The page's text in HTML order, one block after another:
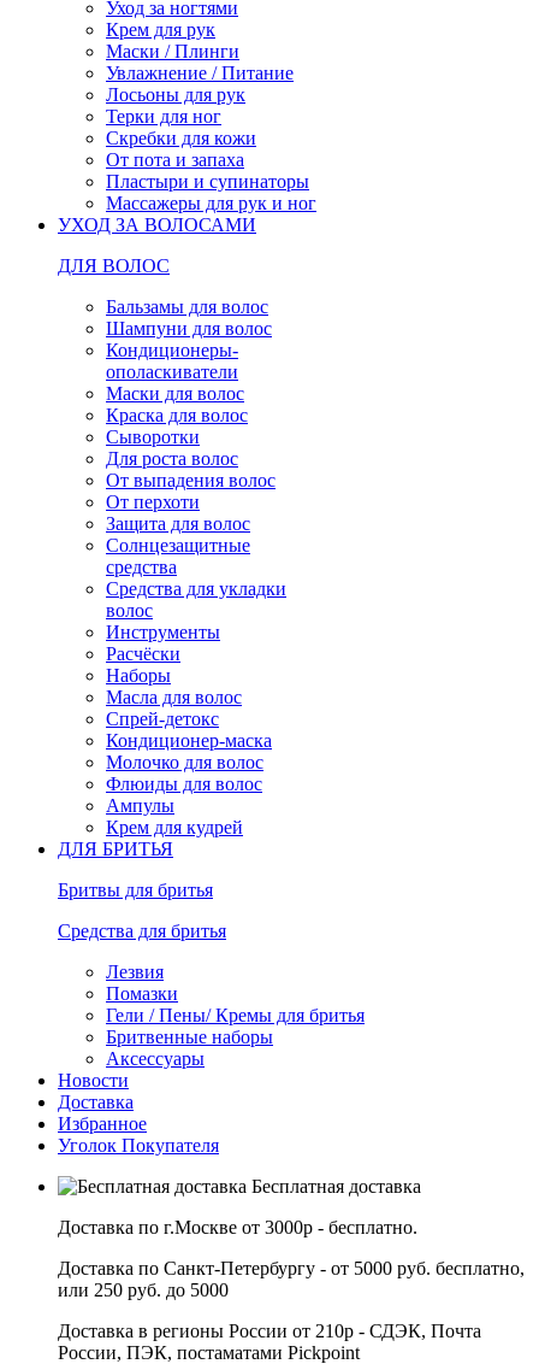
Уход за ногтями
Крем для рук
Маски / Плинги
Увлажнение / Питание
Лосьоны для рук
Терки для ног
Скребки для кожи
От пота и запаха
Пластыри и супинаторы
Массажеры для рук и ног
УХОД ЗА ВОЛОСАМИ
ДЛЯ ВОЛОС
Бальзамы для волос
Шампуни для волос
Кондиционеры-
ополаскиватели
Маски для волос
Краска для волос
Сыворотки
Для роста волос
От выпадения волос
От перхоти
Защита для волос
Солнцезащитные
средства
Средства для укладки
волос
Инструменты
Расчёски
Наборы
Масла для волос
Спрей-детокс
Кондиционер-маска
Молочко для волос
Флюиды для волос
Ампулы
Крем для кудрей
ДЛЯ БРИТЬЯ
Бритвы для бритья
Средства для бритья
Лезвия
Помазки
Гели / Пены/ Кремы для бритья
Бритвенные наборы
Аксессуары
Новости
Доставка
Избранное
Уголок Покупателя
Бесплатная доставка
Доставка по г.Москве от 3000р - бесплатно.
Доставка по Санкт-Петербургу - от 5000 руб. бесплатно,
или 250 руб. до 5000
Доставка в регионы России от 210р - СДЭК, Почта
России, ПЭК, постаматами Pickpoint